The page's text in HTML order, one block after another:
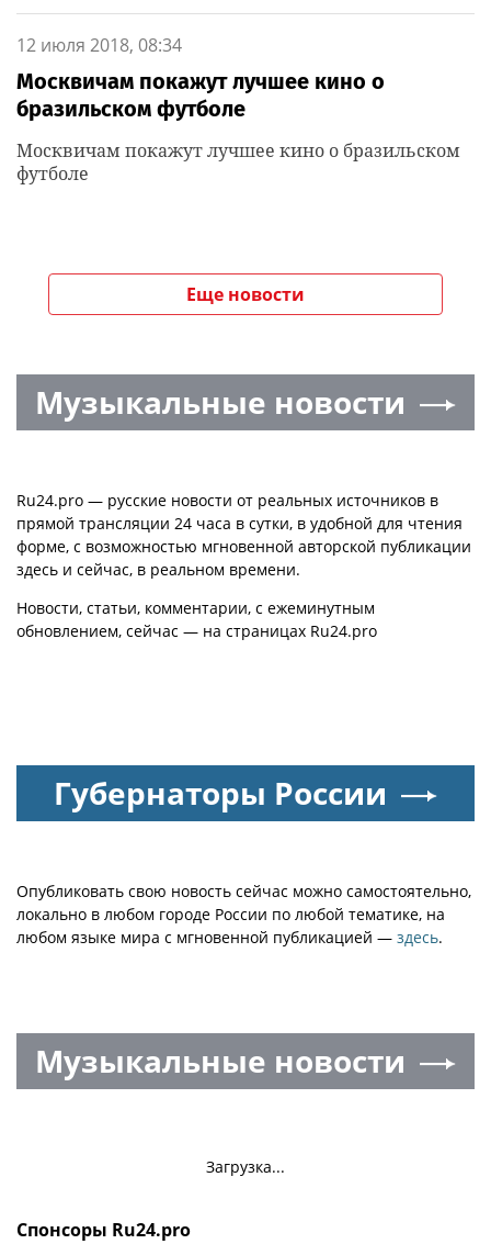
12 июля 2018, 08:34
Москвичам покажут лучшее кино о
бразильском футболе
Москвичам покажут лучшее кино о бразильском
футболе
Еще новости
Музыкальные новости
Ru24.pro — русские новости от реальных источников в
прямой трансляции 24 часа в сутки, в удобной для чтения
форме, с возможностью мгновенной авторской публикации
здесь и сейчас, в реальном времени.
Новости, статьи, комментарии, с ежеминутным
обновлением, сейчас — на страницах Ru24.pro
Губернаторы России
Опубликовать свою новость сейчас можно самостоятельно,
локально в любом городе России по любой тематике, на
любом языке мира с мгновенной публикацией — здесь.
Музыкальные новости
Загрузка...
Спонсоры Ru24.pro